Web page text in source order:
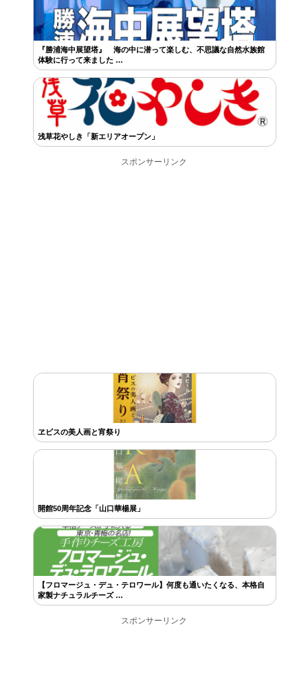
『勝浦海中展望塔』 海の中に潜って楽しむ、不思議な自然水族館
体験に行って来ました …
浅草花やしき「新エリアオープン」
スポンサーリンク
ヱビスの美人画と宵祭り
開館50周年記念「山口華楊展」
【フロマージュ・デュ・テロワール】何度も通いたくなる、本格自
家製ナチュラルチーズ …
スポンサーリンク